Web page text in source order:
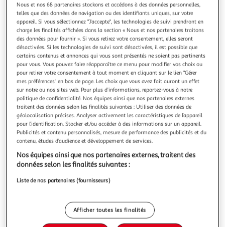
Illustration
précédente
Illustration
suivante
HABITAT ET JARDIN
Fauteuil jardin alu/textilène porto - phoenix - gris clair
- lot de 2
Lot de 2 fauteuils de jardin Porto - Un confort agréable et
recherché - 75.5 x 55.5 x 99 cm - Coloris structure : Argent -
Coloris textilène : Gris clair - Chaises non empilables.Lot de
2 fauteuils de jardin Porto Vous aimerez les fauteuils Porto
pour leur robustesse et leur élégance joint à un
En savoir +
Vendu parHabitat et Jardin
Livraison dès 7/8 jours
Plus d'options
Habitat et Jardin 79,00€
Ajouter au panier
Nous et nos 68 partenaires stockons et accédons à des données personnelles,
telles que des données de navigation ou des identifiants uniques, sur votre
appareil. Si vous sélectionnez "J'accepte", les technologies de suivi prendront en
charge les finalités affichées dans la section « Nous et nos partenaires traitons
des données pour fournir ». Si vous retirez votre consentement, elles seront
désactivées. Si les technologies de suivi sont désactivées, il est possible que
certains contenus et annonces qui vous sont présentés ne soient pas pertinents
pour vous. Vous pouvez faire réapparaître ce menu pour modifier vos choix ou
pour retirer votre consentement à tout moment en cliquant sur le lien "Gérer
mes préférences" en bas de page. Les choix que vous avez fait auront un effet
sur notre ou nos sites web. Pour plus d’informations, reportez-vous à notre
politique de confidentialité. Nos équipes ainsi que nos partenaires externes
traitent des données selon les finalités suivantes : Utiliser des données de
géolocalisation précises. Analyser activement les caractéristiques de l’appareil
pour l’identification. Stocker et/ou accéder à des informations sur un appareil.
Publicités et contenu personnalisés, mesure de performance des publicités et du
contenu, études d’audience et développement de services.
Nos équipes ainsi que nos partenaires externes, traitent des
données selon les finalités suivantes :
Liste de nos partenaires (fournisseurs)
Afficher toutes les finalités